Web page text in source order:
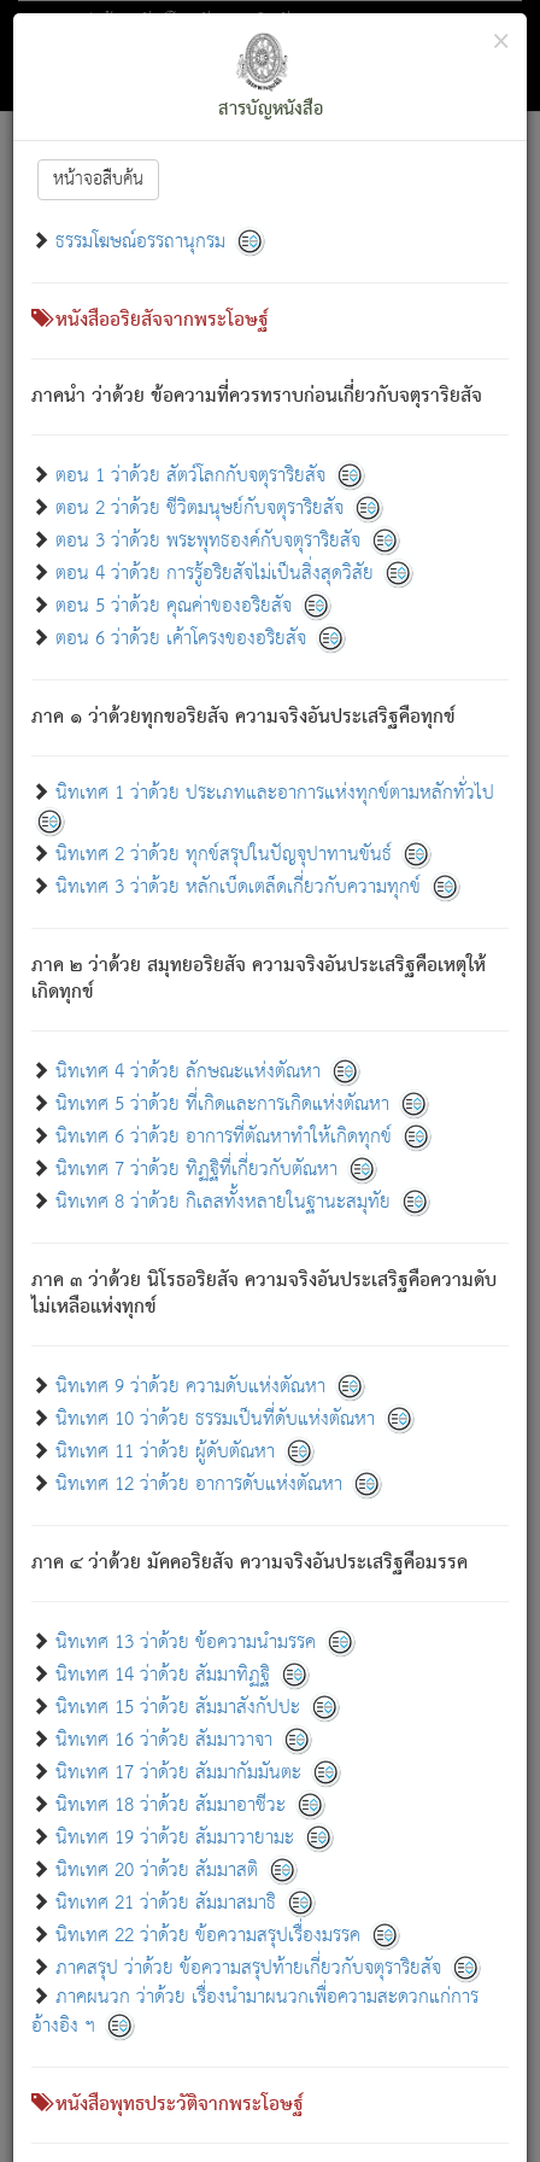
ตอน 1 ว่าด้วย สัตว์โลกกับจตุราริยสัจ
สารบัญ×
สารบัญหนังสือ
หน้าจอสืบค้น
ธรรมโฆษณ์อรรถานุกรม
หนังสืออริยสัจจากพระโอษฐ์
ภาคนำ ว่าด้วย ข้อความที่ควรทราบก่อนเกี่ยวกับจตุราริยสัจ
ตอน 1 ว่าด้วย สัตว์โลกกับจตุราริยสัจ
ตอน 2 ว่าด้วย ชีวิตมนุษย์กับจตุราริยสัจ
ตอน 3 ว่าด้วย พระพุทธองค์กับจตุราริยสัจ
ตอน 4 ว่าด้วย การรู้อริยสัจไม่เป็นสิ่งสุดวิสัย
ตอน 5 ว่าด้วย คุณค่าของอริยสัจ
ตอน 6 ว่าด้วย เค้าโครงของอริยสัจ
ภาค ๑ ว่าด้วยทุกขอริยสัจ ความจริงอันประเสริฐคือทุกข์
นิทเทศ 1 ว่าด้วย ประเภทและอาการแห่งทุกข์ตามหลักทั่วไป
นิทเทศ 2 ว่าด้วย ทุกข์สรุปในปัญจุปาทานขันธ์
นิทเทศ 3 ว่าด้วย หลักเบ็ดเตล็ดเกี่ยวกับความทุกข์
ภาค ๒ ว่าด้วย สมุทยอริยสัจ ความจริงอันประเสริฐคือเหตุให้
เกิดทุกข์
นิทเทศ 4 ว่าด้วย ลักษณะแห่งตัณหา
นิทเทศ 5 ว่าด้วย ที่เกิดและการเกิดแห่งตัณหา
นิทเทศ 6 ว่าด้วย อาการที่ตัณหาทำให้เกิดทุกข์
นิทเทศ 7 ว่าด้วย ทิฏฐิที่เกี่ยวกับตัณหา
นิทเทศ 8 ว่าด้วย กิเลสทั้งหลายในฐานะสมุทัย
ภาค ๓ ว่าด้วย นิโรธอริยสัจ ความจริงอันประเสริฐคือความดับ
ไม่เหลือแห่งทุกข์
นิทเทศ 9 ว่าด้วย ความดับแห่งตัณหา
นิทเทศ 10 ว่าด้วย ธรรมเป็นที่ดับแห่งตัณหา
นิทเทศ 11 ว่าด้วย ผู้ดับตัณหา
นิทเทศ 12 ว่าด้วย อาการดับแห่งตัณหา
ภาค ๔ ว่าด้วย มัคคอริยสัจ ความจริงอันประเสริฐคือมรรค
นิทเทศ 13 ว่าด้วย ข้อความนำมรรค
นิทเทศ 14 ว่าด้วย สัมมาทิฏฐิ
นิทเทศ 15 ว่าด้วย สัมมาสังกัปปะ
นิทเทศ 16 ว่าด้วย สัมมาวาจา
นิทเทศ 17 ว่าด้วย สัมมากัมมันตะ
นิทเทศ 18 ว่าด้วย สัมมาอาชีวะ
นิทเทศ 19 ว่าด้วย สัมมาวายามะ
นิทเทศ 20 ว่าด้วย สัมมาสติ
นิทเทศ 21 ว่าด้วย สัมมาสมาธิ
นิทเทศ 22 ว่าด้วย ข้อความสรุปเรื่องมรรค
ภาคสรุป ว่าด้วย ข้อความสรุปท้ายเกี่ยวกับจตุราริยสัจ
ภาคผนวก ว่าด้วย เรื่องนำมาผนวกเพื่อความสะดวกแก่การ
อ้างอิง ฯ
หนังสือพุทธประวัติจากพระโอษฐ์
Font :15 ]||
สัตว์โลกนี้ เกิดความเดือดร้อนแล้ว มีผัสสะบังหน้า
เขาสำคัญสิ่งใด โดยความเป็นประการใด แต่สิ่งนั้นย่อมเป็น
(ตามที่เป็นจริง) โดยประการอื่นจากที่เขาสำคัญนั้น
สัตว์โลกติดข้องอยู่ในภพ ถูกภพบังหน้าแล้ว มีภพโดยความ
เป็นอย่างอื่น (จากที่มันเป็นอยู่จริง) จึงได้เพลิดเพลินยิ่งนักในภพ
เขาเพลิดเพลินยิ่งนักในสิ่งใด สิ่งนั้นเป็นภัย (ที่เขาไม่รู้จัก)
เขากลัวต่อสิ่งใดสิ่งนั้นเป็นทุกข์
พรหมจรรย์นี้ อันบุคคลย่อมประพฤติ ก็เพื่อการละขาดซึ่ง
ภพ.
สมณะหรือพราหมณ์เหล่าใด กล่าวความหลุดพ้นจากภพว่า
มีได้เพราะภพ เรากล่าวว่า สมณะหรือพราหมณ์ทั้งปวงนั้น
มิใช่ผู้หลดพ้นจากภพ.
ภพ ว่ามีได้เพราะวิภพ[2]: เรากล่าวว่า สมณะหรือพราหมณ์ทั้ง
ปวงนั้น ก็ยังสลัดภพออกไปไม่ได้.
ก็ทุกข์นี้มีขึ้น เพราะอาศัยซึ่งอุปธิทั้งปวง.
เพราะความสิ้นไปแห่งอุปาทานทั้งปวง ความเกิดขึ้นแห่ง
ทุกข์จึงไม่มี.
ท่านจงดูโลกนี้เถิด (จะเห็นว่า) สัตว์ทั้งหลายอันอวิชาหนา
แน่นบังหนาแล้ว; และว่า สัตว์ผู้ยินดีในภพอันเป็นแล้วนั้น ย่อม
อันเป็นไปในที่หรือเวลาทั้งปวง[3]เพื่อความมีแห่งประโยชน์โดย
ประการทั้งปวง; ภพทั้งหลายทั้งหมดนั้น ไม่เที่ยง เป็นทุกข์ มี
ความแปรปรวนเป็นธรรมดา.
อย่างนี้อยู่; เขาย่อมละภวตัณหาได้ และไม่เพลิดเพลินวิภวตัณหา
ด้วย.
ความดับเพราะความสำรอกไม่เหลือ (แห่งภพทั้งหลาย)
เพราะความสิ้นไปแห่งตัณหาโดยประการทั้งปวง นั้นคือ
นิพพาน.
ภพใหม่ย่อมไม่มีแก่ภิกษุนั้น ผู้ดับเย็นสนิทแล้ว เพราะไม่มี
ภิกษุนั้น เป็นผู้ครอบงำมารได้แล้ว ชนะสงครามแล้ว ก้าวล่วง
ภพทั้งหลายทั้งปวงได้แล้ว เป็นผู้คงที่ (คือไม่เปลี่ยนแปลงอีกต่อ
- อุ.ขุ. ๒๕/๑๒๑/๘๔.
(ข้อความนี้ เป็นพระพุทธอุทานที่ทรงเปล่งออก ที่โคนต้นโพธิ์
เป็นที่ตรัสรู้ เมื่อตรัสรู้แล้วได้ 7 วัน)
เกี่ยวกับธรรมโฆษณ์ออนไลน์ (Disclaimer)
แม้ระบบ "ธรรมโฆษณ์ออนไลน์" พยายามปรับปรุงข้อมูลให้ถูกต้องมากที่สุด
ผู้ศึกษาก็พึงตรวจสอบกับตัวเล่มหนังสือต้นฉบับ ที่มีการพิมพ์ครั้งล่าสุด
ก่อนนำข้อมูลไปใช้ในการอ้างอิง"
เกี่ยวกับอัตถจารี|เกี่ยวกับการพัฒนา|แจ้งข้อผิดพลาด / แนะนำ
หนังสือที่เกี่ยวข้อง